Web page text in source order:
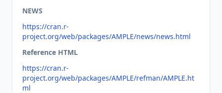
NEWS
https://cran.r-
project.org/web/packages/AMPLE/news/news.html
Reference HTML
https://cran.r-
project.org/web/packages/AMPLE/refman/AMPLE.ht
ml